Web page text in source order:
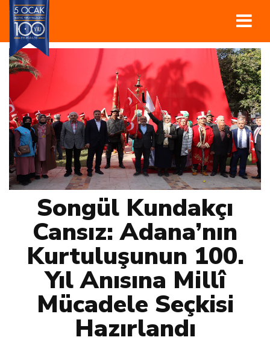
Songül Kundakçı
Cansız: Adana’nın
Kurtuluşunun 100.
Yıl Anısına Millî
Mücadele Seçkisi
Hazırlandı